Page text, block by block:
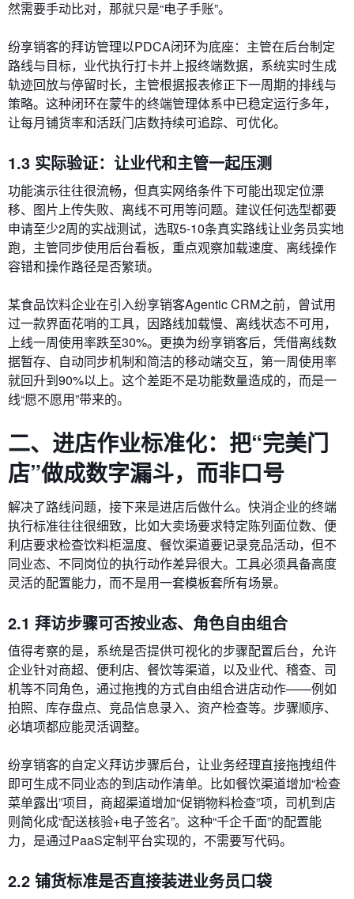
然需要手动比对，那就只是“电子手账”。
纷享销客的拜访管理以PDCA闭环为底座：主管在后台制定
路线与目标，业代执行打卡并上报终端数据，系统实时生成
轨迹回放与停留时长，主管根据报表修正下一周期的排线与
策略。这种闭环在蒙牛的终端管理体系中已稳定运行多年，
让每月铺货率和活跃门店数持续可追踪、可优化。
1.3 实际验证：让业代和主管一起压测
功能演示往往很流畅，但真实网络条件下可能出现定位漂
移、图片上传失败、离线不可用等问题。建议任何选型都要
申请至少2周的实战测试，选取5-10条真实路线让业务员实地
跑，主管同步使用后台看板，重点观察加载速度、离线操作
容错和操作路径是否繁琐。
某食品饮料企业在引入纷享销客Agentic CRM之前，曾试用
过一款界面花哨的工具，因路线加载慢、离线状态不可用，
上线一周使用率跌至30%。更换为纷享销客后，凭借离线数
据暂存、自动同步机制和简洁的移动端交互，第一周使用率
就回升到90%以上。这个差距不是功能数量造成的，而是一
线“愿不愿用”带来的。
二、进店作业标准化：把“完美门
店”做成数字漏斗，而非口号
解决了路线问题，接下来是进店后做什么。快消企业的终端
执行标准往往很细致，比如大卖场要求特定陈列面位数、便
利店要求检查饮料柜温度、餐饮渠道要记录竞品活动，但不
同业态、不同岗位的执行动作差异很大。工具必须具备高度
灵活的配置能力，而不是用一套模板套所有场景。
2.1 拜访步骤可否按业态、角色自由组合
值得考察的是，系统是否提供可视化的步骤配置后台，允许
企业针对商超、便利店、餐饮等渠道，以及业代、稽查、司
机等不同角色，通过拖拽的方式自由组合进店动作——例如
拍照、库存盘点、竞品信息录入、资产检查等。步骤顺序、
必填项都应能灵活调整。
纷享销客的自定义拜访步骤后台，让业务经理直接拖拽组件
即可生成不同业态的到店动作清单。比如餐饮渠道增加“检查
菜单露出”项目，商超渠道增加“促销物料检查”项，司机到店
则简化成“配送核验+电子签名”。这种“千企千面”的配置能
力，是通过PaaS定制平台实现的，不需要写代码。
2.2 铺货标准是否直接装进业务员口袋